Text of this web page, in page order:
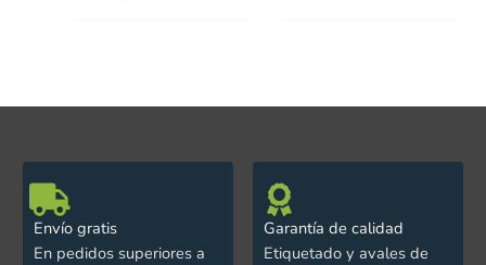
Envío gratis
En pedidos superiores a
Garantía de calidad
Etiquetado y avales de